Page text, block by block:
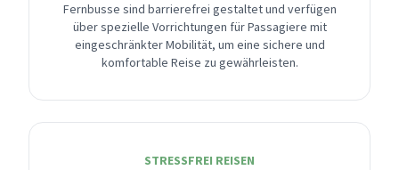
Fernbusse sind barrierefrei gestaltet und verfügen
über spezielle Vorrichtungen für Passagiere mit
eingeschränkter Mobilität, um eine sichere und
komfortable Reise zu gewährleisten.
STRESSFREI REISEN